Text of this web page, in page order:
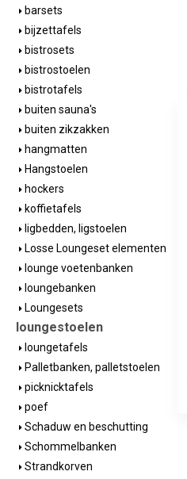
barsets
bijzettafels
bistrosets
bistrostoelen
bistrotafels
buiten sauna's
buiten zikzakken
hangmatten
Hangstoelen
hockers
koffietafels
ligbedden, ligstoelen
Losse Loungeset elementen
lounge voetenbanken
loungebanken
Loungesets
loungestoelen
loungetafels
Palletbanken, palletstoelen
picknicktafels
poef
Schaduw en beschutting
Schommelbanken
Strandkorven